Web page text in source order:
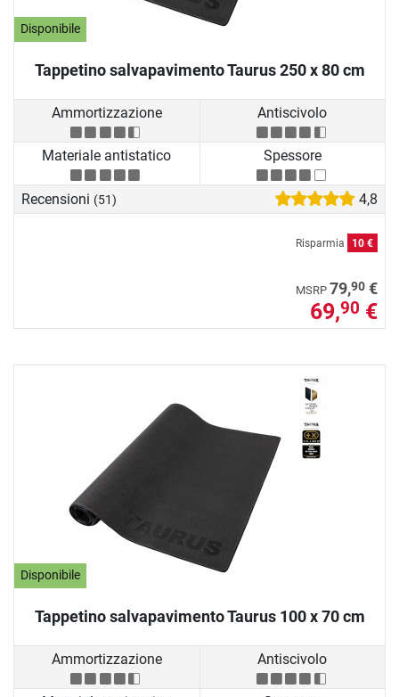
Disponibile
Tappetino salvapavimento Taurus 250 x 80 cm
Ammortizzazione Antiscivolo
Materiale antistatico Spessore
Recensioni (51) 4,8
Risparmia 10 €
MSRP 79,90 €
69,90 €
Disponibile
Tappetino salvapavimento Taurus 100 x 70 cm
Ammortizzazione Antiscivolo